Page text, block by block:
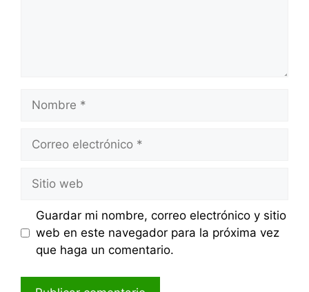
Nombre
Correo
Sitio
web
Guardar mi nombre, correo electrónico y sitio
web en este navegador para la próxima vez
que haga un comentario.